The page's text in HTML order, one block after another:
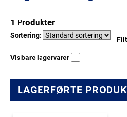
1 Produkter
Sortering:
Vis bare lagervarer
LAGERFØRTE